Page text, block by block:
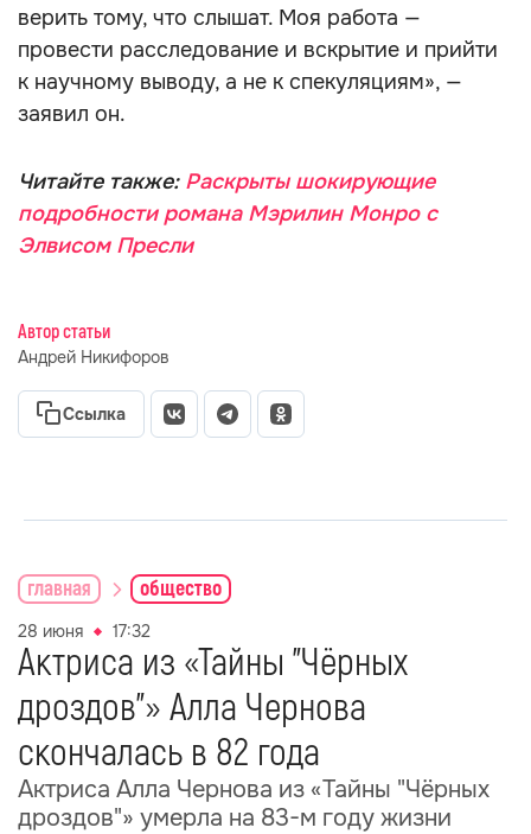
верить тому, что слышат. Моя работа —
провести расследование и вскрытие и прийти
к научному выводу, а не к спекуляциям», —
заявил он.
Читайте также: Раскрыты шокирующие
подробности романа Мэрилин Монро с
Элвисом Пресли
Автор статьи
Андрей Никифоров
Ссылка
главная общество
28 июня 17:32
Актриса из «Тайны "Чёрных
дроздов"» Алла Чернова
скончалась в 82 года
Актриса Алла Чернова из «Тайны "Чёрных
дроздов"» умерла на 83-м году жизни